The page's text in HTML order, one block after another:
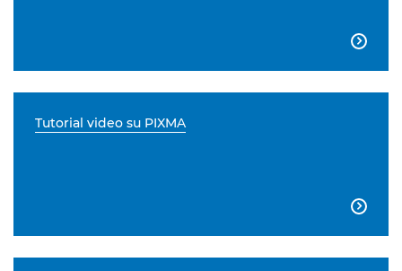

Tutorial video su PIXMA
